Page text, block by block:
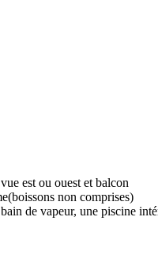
est ou ouest et balcon
(boissons non comprises)
de vapeur, une piscine